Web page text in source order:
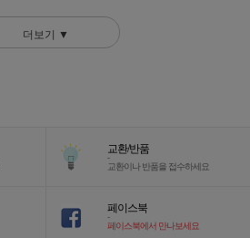
더보기 ▼
교환/반품
-
교환이나 반품을 접수하세요
페이스북
-
페이스북에서 만나보세요